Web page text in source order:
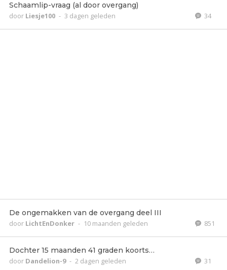
Schaamlip-vraag (al door overgang)
door Liesje100 - 3 dagen geleden 34
De ongemakken van de overgang deel III
door LichtEnDonker - 10 maanden geleden 851
Dochter 15 maanden 41 graden koorts…
door Dandelion-9 - 2 dagen geleden 31